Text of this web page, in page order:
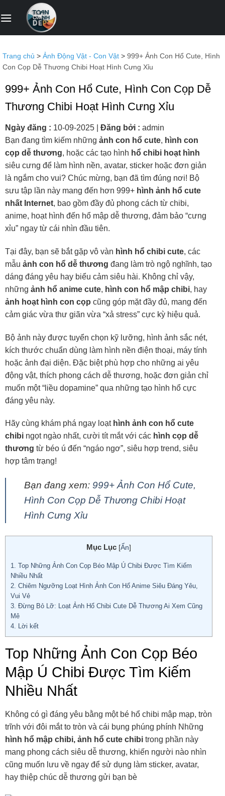
qua
Trang chủ > Ảnh Động Vật - Con Vật > 999+ Ảnh Con Hổ Cute, Hình
Con Cọp Dễ Thương Chibi Hoạt Hình Cưng Xỉu
999+ Ảnh Con Hổ Cute, Hình Con Cọp Dễ
Thương Chibi Hoạt Hình Cưng Xỉu
Ngày đăng : 10-09-2025 Đăng bởi : admin
Bạn đang tìm kiếm những ảnh con hổ cute, hình con
cọp dễ thương, hoặc các tạo hình hổ chibi hoạt hình
siêu cưng để làm hình nền, avatar, sticker hoặc đơn giản
là ngắm cho vui? Chúc mừng, bạn đã tìm đúng nơi! Bộ
sưu tập lần này mang đến hơn 999+ hình ảnh hổ cute
nhất Internet, bao gồm đầy đủ phong cách từ chibi,
anime, hoạt hình đến hổ mập dễ thương, đảm bảo “cưng
xỉu” ngay từ cái nhìn đầu tiên.
Tại đây, bạn sẽ bắt gặp vô vàn hình hổ chibi cute, các
mẫu ảnh con hổ dễ thương đang làm trò ngộ nghĩnh, tạo
dáng đáng yêu hay biểu cảm siêu hài. Không chỉ vậy,
những ảnh hổ anime cute, hình con hổ mập chibi, hay
ảnh hoạt hình con cọp cũng góp mặt đầy đủ, mang đến
cảm giác vừa thư giãn vừa “xả stress” cực kỳ hiệu quả.
Bộ ảnh này được tuyển chọn kỹ lưỡng, hình ảnh sắc nét,
kích thước chuẩn dùng làm hình nền điện thoại, máy tính
hoặc ảnh đại diện. Đặc biệt phù hợp cho những ai yêu
động vật, thích phong cách dễ thương, hoặc đơn giản chỉ
muốn một “liều dopamine” qua những tạo hình hổ cực
đáng yêu này.
Hãy cùng khám phá ngay loạt hình ảnh con hổ cute
chibi ngọt ngào nhất, cười tít mắt với các hình cọp dễ
thương từ béo ú đến “ngáo ngơ”, siêu hợp trend, siêu
hợp tâm trạng!
Bạn đang xem: 999+ Ảnh Con Hổ Cute,
Hình Con Cọp Dễ Thương Chibi Hoạt
Hình Cưng Xỉu
Mục Lục [Ẩn]
1. Top Những Ảnh Con Cọp Béo Mập Ú Chibi Được Tìm Kiếm
Nhiều Nhất
2. Chiêm Ngưỡng Loạt Hình Ảnh Con Hổ Anime Siêu Đáng Yêu,
Vui Vẻ
3. Đừng Bỏ Lỡ: Loạt Ảnh Hổ Chibi Cute Dễ Thương Ai Xem Cũng
Mê
4. Lời kết
Top Những Ảnh Con Cọp Béo
Mập Ú Chibi Được Tìm Kiếm
Nhiều Nhất
Không có gì đáng yêu bằng một bé hổ chibi mập mạp, tròn
trĩnh với đôi mắt to tròn và cái bụng phúng phính Những
hình hổ mập chibi, ảnh hổ cute chibi trong phần này
mang phong cách siêu dễ thương, khiến người nào nhìn
cũng muốn lưu về ngay để sử dụng làm sticker, avatar,
hay thiệp chúc dễ thương gửi bạn bè